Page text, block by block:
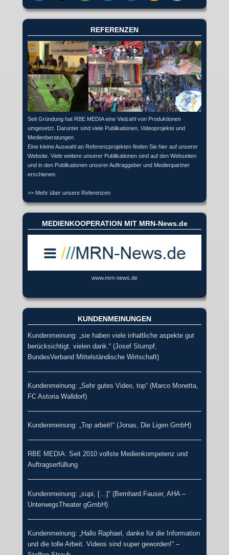
REFERENZEN
Seit Gründung hat RBE MEDIA eine Vielzahl von Produktionen
umgesetzt. Darunter sind viele Publikationen, Videoprojekte und
Medienberatungen.
Eine kleine Auswahl an Referenzprojekten finden Sie hier auf unserer
Website. Viele weitere unserer Publikationen sind auf den Webseiten
und in den Publikationen unserer Auftraggeber und Medienpartner
erschienen.
>> Mehr über unsere Referenzen
MEDIENKOOPERATION MIT MRN-News.de
www.mrn-news.de
KUNDENMEINUNGEN
Kundenmeinung: „sie haben viele inhaltliche aspekte gut
berücksichtigt. vielen dank.“ (Josef Stumpf,
BundesVerband Mittelständische Wirtschaft)
Kundenmeinung: „Sehr gutes Video, top“ (Marco Monetta,
FC Astoria Walldorf)
Kundenmeinung: „Top arbeit!“ (Jonas, Die Ligen GmbH)
RBE MEDIA: Seit 2010 vollste Medienkompetenz und
Auftragserfüllung
Kundenmeinung: „supi, […]“ (Bernhard Fauser, AHA –
UnterwegsTheater gGmbH)
Kundenmeinung: „Hallo Raphael, danke für die Information
und die tolle Arbeit. Videos sind super geworden!“ –